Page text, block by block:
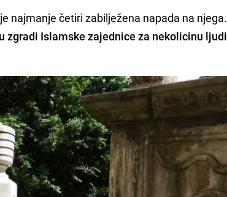
najmanje četiri zabilježena napada na njega.
zgradi Islamske zajednice za nekolicinu ljudi